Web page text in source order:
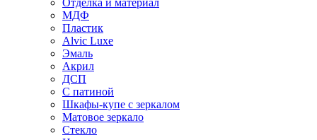
Отделка и материал
МДФ
Пластик
Alvic Luxe
Эмаль
Акрил
ДСП
С патиной
Шкафы-купе с зеркалом
Матовое зеркало
Стекло